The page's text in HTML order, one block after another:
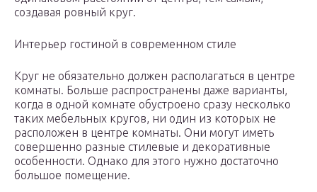
создавая ровный круг.
Интерьер гостиной в современном стиле
Круг не обязательно должен располагаться в центре
комнаты. Больше распространены даже варианты,
когда в одной комнате обустроено сразу несколько
таких мебельных кругов, ни один из которых не
расположен в центре комнаты. Они могут иметь
совершенно разные стилевые и декоративные
особенности. Однако для этого нужно достаточно
большое помещение.